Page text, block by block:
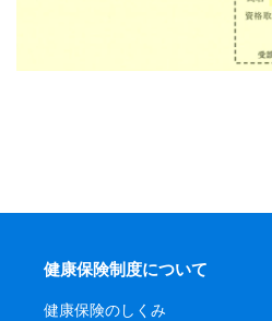
健康保険制度について
健康保険のしくみ